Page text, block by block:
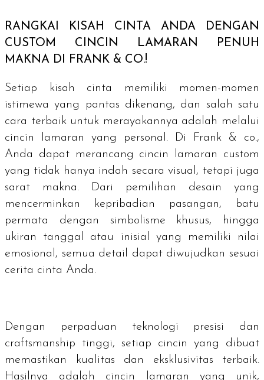
RANGKAI KISAH CINTA ANDA DENGAN
CUSTOM CINCIN LAMARAN PENUH
MAKNA DI FRANK & CO.!
Setiap kisah cinta memiliki momen-momen
istimewa yang pantas dikenang, dan salah satu
cara terbaik untuk merayakannya adalah melalui
cincin lamaran yang personal. Di Frank & co.,
Anda dapat merancang cincin lamaran custom
yang tidak hanya indah secara visual, tetapi juga
sarat makna. Dari pemilihan desain yang
mencerminkan kepribadian pasangan, batu
permata dengan simbolisme khusus, hingga
ukiran tanggal atau inisial yang memiliki nilai
emosional, semua detail dapat diwujudkan sesuai
cerita cinta Anda.
Dengan perpaduan teknologi presisi dan
craftsmanship tinggi, setiap cincin yang dibuat
memastikan kualitas dan eksklusivitas terbaik.
Hasilnya adalah cincin lamaran yang unik,